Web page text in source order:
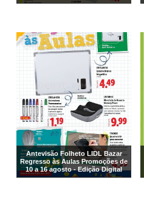
Antevisão Folheto LIDL Bazar
Regresso às Aulas Promoções de
10 a 16 agosto - Edição Digital